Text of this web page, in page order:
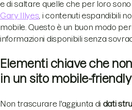
e di saltare quelle che per loro sono
Gary Illyes , i contenuti espandibili
mobile. Questo è un buon modo
informazioni disponibili senza
Elementi chiave che
in un sito mobile-friendly
Non trascurare l'aggiunta di dati